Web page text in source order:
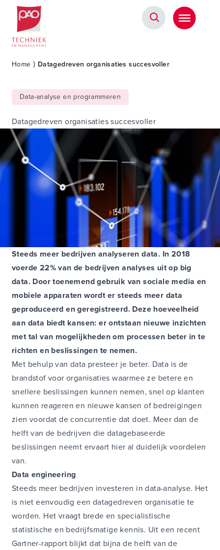
Postacademische cursussen, leergangen en opleidingen
Home ⟩ Datagedreven organisaties succesvoller
Data-analyse en programmeren
Datagedreven organisaties succesvoller
Steeds meer bedrijven analyseren data. In 2018
voerde 22% van de bedrijven analyses uit op big
data. Door toenemend gebruik van sociale media en
mobiele apparaten wordt er steeds meer data
geproduceerd en geregistreerd. Deze hoeveelheid
aan data biedt kansen: er ontstaan nieuwe inzichten
met tal van mogelijkheden om processen beter in te
richten en beslissingen te nemen.
Met behulp van data presteer je beter. Data is de
brandstof voor organisaties waarmee ze betere en
snellere beslissingen kunnen nemen, snel op klanten
kunnen reageren en nieuwe kansen of bedreigingen
zien voordat de concurrentie dat doet. Meer dan de
helft van de bedrijven die datagebaseerde
beslissingen neemt ervaart hier al duidelijk voordelen
van.
Data engineering
Steeds meer bedrijven investeren in data-analyse. Het
is niet eenvoudig een datagedreven organisatie te
worden. Het vraagt brede en specialistische
statistische en bedrijfsmatige kennis. Uit een recent
Gartner-rapport blijkt dat bijna de helft van de